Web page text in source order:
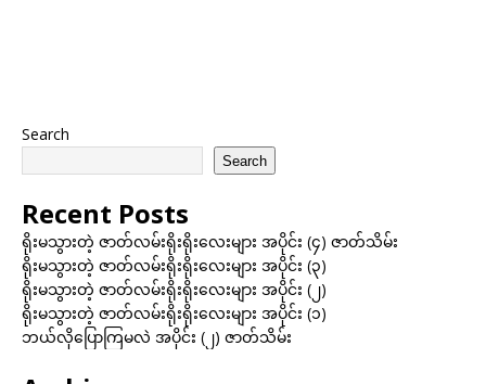
Search
Search
Recent Posts
ရိုးမသွားတဲ့ ဇာတ်လမ်းရိုးရိုးလေးများ အပိုင်း (၄) ဇာတ်သိမ်း
ရိုးမသွားတဲ့ ဇာတ်လမ်းရိုးရိုးလေးများ အပိုင်း (၃)
ရိုးမသွားတဲ့ ဇာတ်လမ်းရိုးရိုးလေးများ အပိုင်း (၂)
ရိုးမသွားတဲ့ ဇာတ်လမ်းရိုးရိုးလေးများ အပိုင်း (၁)
ဘယ်လိုပြောကြမလဲ အပိုင်း (၂) ဇာတ်သိမ်း